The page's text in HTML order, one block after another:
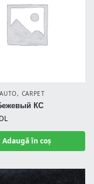
, CARPET
КС
Adaugă în coș